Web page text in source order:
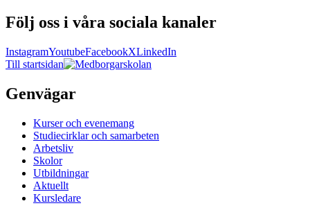
Följ oss i våra sociala kanaler
InstagramYoutubeFacebookXLinkedIn
Till startsidan
Genvägar
Kurser och evenemang
Studiecirklar och samarbeten
Arbetsliv
Skolor
Utbildningar
Aktuellt
Kursledare